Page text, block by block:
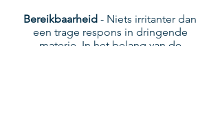
Bereikbaarheid - Niets irritanter dan
een trage respons in dringende
materie. In het belang van de